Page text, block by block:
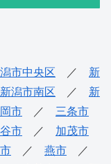
市中央区 ／ 新
新潟市南区 ／ 新
市 ／ 三条市
市 ／ 加茂市
／ 燕市 ／